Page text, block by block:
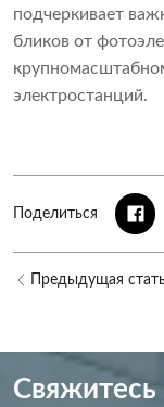
подчеркивает
бликов от
электростанций.
Поделиться
Предыдущая